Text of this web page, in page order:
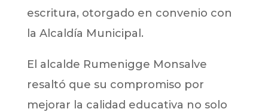
escritura, otorgado en convenio con
la Alcaldía Municipal.
El alcalde Rumenigge Monsalve
resaltó que su compromiso por
mejorar la calidad educativa no solo